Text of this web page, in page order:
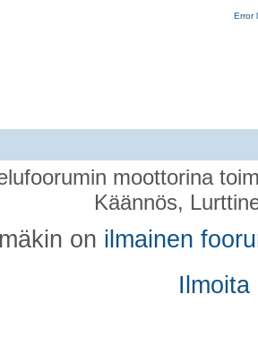
Error
moottorina
Käännös,
on ilmainen